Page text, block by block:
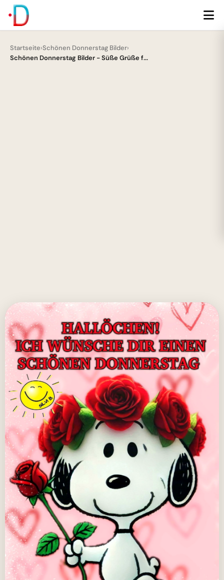
Startseite›Schönen Donnerstag Bilder›
Schönen Donnerstag Bilder - Süße Grüße f...